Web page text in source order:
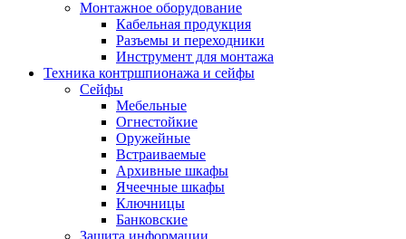
Монтажное оборудование
Кабельная продукция
Разъемы и переходники
Инструмент для монтажа
Техника контршпионажа и сейфы
Сейфы
Мебельные
Огнестойкие
Оружейные
Встраиваемые
Архивные шкафы
Ячеечные шкафы
Ключницы
Банковские
Защита информации